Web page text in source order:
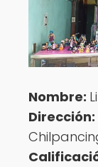
Nombre:
Dirección: